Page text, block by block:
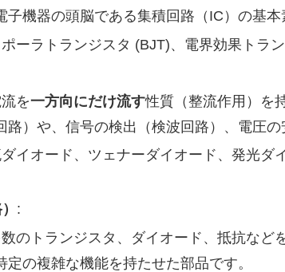
子機器の頭脳である集積回路（IC）の基本
ーラトランジスタ (BJT)、電界効果トラ
を一方向にだけ流す性質（整流作用）を
路）や、信号の検出（検波回路）、電圧
イオード、ツェナーダイオード、発光ダ
:
のトランジスタ、ダイオード、抵抗など
定の複雑な機能を持たせた部品です。